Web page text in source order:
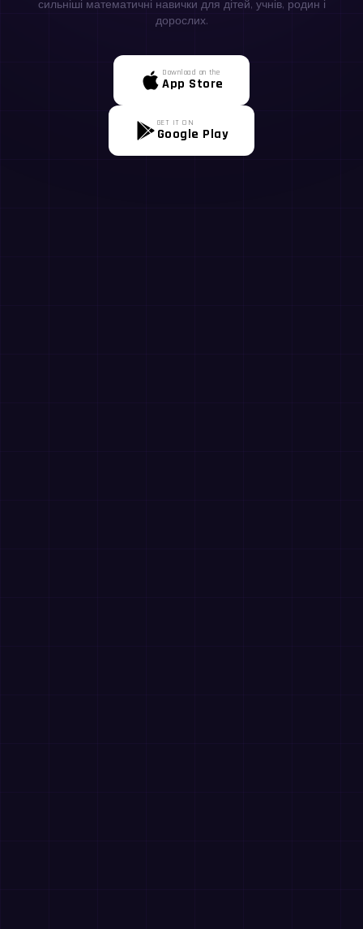
сильніші математичні навички для дітей, учнів, родин і
дорослих.
Download on the
App Store
GET IT ON
Google Play